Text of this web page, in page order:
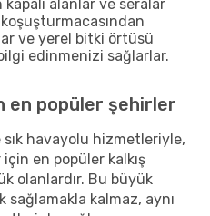
alanlar ve seralar
ve yerel bitki örtüsü
edinmenizi sağlarlar.
en popüler şehirler
havayolu hizmetleriyle,
en popüler kalkış
olanlardır. Bu büyük
sağlamakla kalmaz, aynı